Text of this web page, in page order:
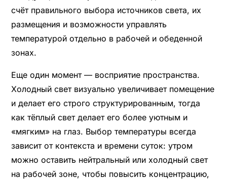
счёт правильного выбора источников света, их
размещения и возможности управлять
температурой отдельно в рабочей и обеденной
зонах.
Еще один момент — восприятие пространства.
Холодный свет визуально увеличивает помещение
и делает его строго структурированным, тогда
как тёплый свет делает его более уютным и
«мягким» на глаз. Выбор температуры всегда
зависит от контекста и времени суток: утром
можно оставить нейтральный или холодный свет
на рабочей зоне, чтобы повысить концентрацию,